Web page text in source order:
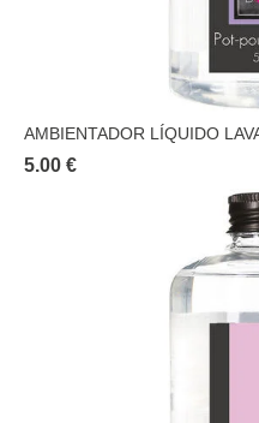
AMBIENTADOR LÍQUIDO
5.00 €